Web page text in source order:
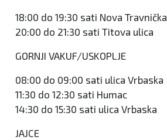
18:00 do 19:30 sati Nova Travnička
20:00 do 21:30 sati Titova ulica
GORNJI VAKUF/USKOPLJE
08:00 do 09:00 sati ulica Vrbaska
11:30 do 12:30 sati Humac
14:30 do 15:30 sati ulica Vrbaska
JAJCE